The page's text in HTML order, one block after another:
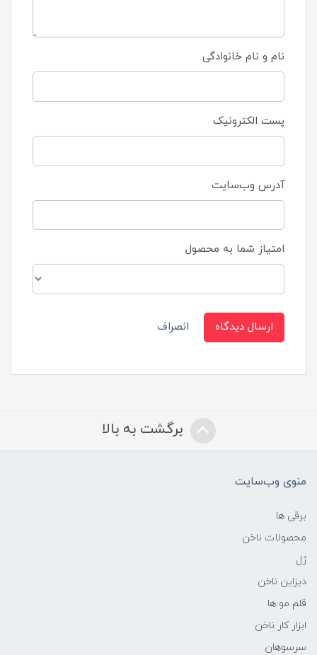
نام و نام خانوادگی
پست الکترونیک
آدرس وب‌سایت
امتیاز شما به محصول
ارسال دیدگاه انصراف
برگشت به بالا
منوی وب‌سایت
برقی ها
محصولات ناخن
ژل
دیزاین ناخن
قلم مو ها
ابزار کار ناخن
سرسوهان